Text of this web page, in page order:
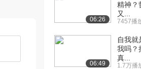
[8] 武汉大学公开课：马克
思主义如何改变...
[9] 武汉大学公开课：马克
7221播放
06:26
精神？
又...
7457播
06:49
自我就
我吗？
真...
1.7万播